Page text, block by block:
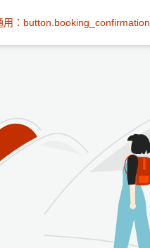
用：button.booking_confirmation